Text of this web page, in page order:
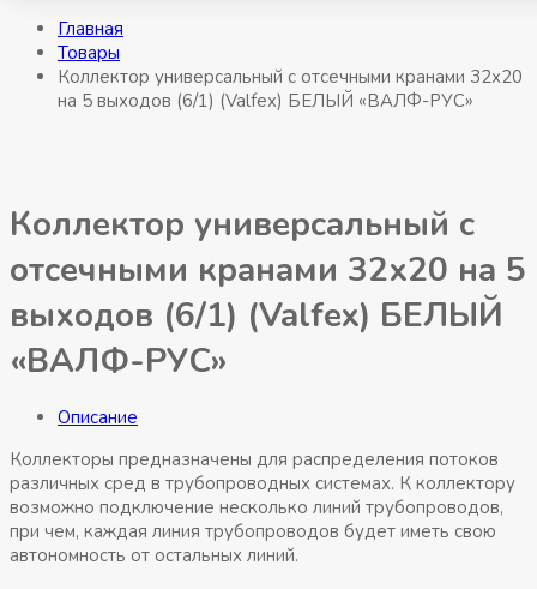
Главная
Товары
Коллектор универсальный с отсечными кранами 32х20
на 5 выходов (6/1) (Valfex) БЕЛЫЙ «ВАЛФ-РУС»
Коллектор универсальный с
отсечными кранами 32х20 на 5
выходов (6/1) (Valfex) БЕЛЫЙ
«ВАЛФ-РУС»
Описание
Коллекторы предназначены для распределения потоков
различных сред в трубопроводных системах. К коллектору
возможно подключение несколько линий трубопроводов,
при чем, каждая линия трубопроводов будет иметь свою
автономность от остальных линий.